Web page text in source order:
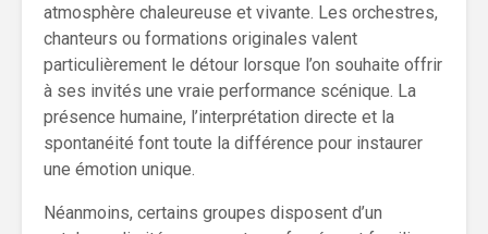
atmosphère chaleureuse et vivante. Les orchestres,
chanteurs ou formations originales valent
particulièrement le détour lorsque l’on souhaite offrir
à ses invités une vraie performance scénique. La
présence humaine, l’interprétation directe et la
spontanéité font toute la différence pour instaurer
une émotion unique.
Néanmoins, certains groupes disposent d’un